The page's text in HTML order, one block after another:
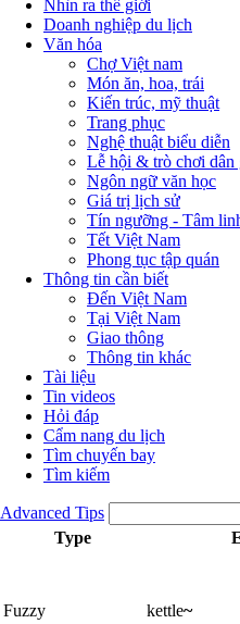
Nhìn ra thế giới
Doanh nghiệp du lịch
Văn hóa
Chợ Việt nam
Món ăn, hoa, trái
Kiến trúc, mỹ thuật
Trang phục
Nghệ thuật biểu diễn
Lễ hội & trò chơi dân
Ngôn ngữ văn học
Giá trị lịch sử
Tín ngưỡng - Tâm
Tết Việt Nam
Phong tục tập quán
Thông tin cần biết
Đến Việt Nam
Tại Việt Nam
Giao thông
Thông tin khác
Tài liệu
Tin videos
Hỏi đáp
Cẩm nang du lịch
Tìm chuyến bay
Tìm kiếm
Advanced Tips
Type
Fuzzy kettle~